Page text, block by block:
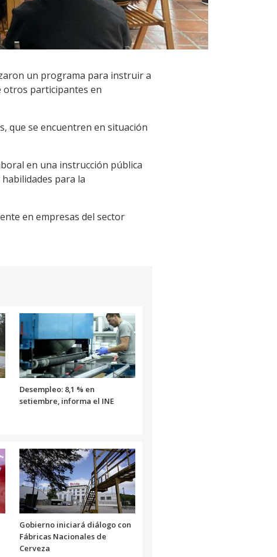
un programa para instruir a
otros participantes en
que se encuentren en situación
en una instrucción pública
para la
en empresas del sector
Desempleo: 8,1 % en
setiembre, informa el INE
Gobierno iniciará diálogo con
Fábricas Nacionales de
Cerveza